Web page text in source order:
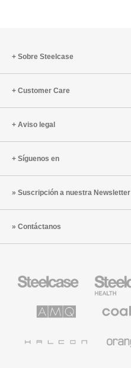
Sobre Steelcase
Customer Care
Aviso legal
Síguenos en
Suscripción a nuestra Newsletter
Contáctanos
Steelcase
para
sanidad
Steelcase
Solutions
premium